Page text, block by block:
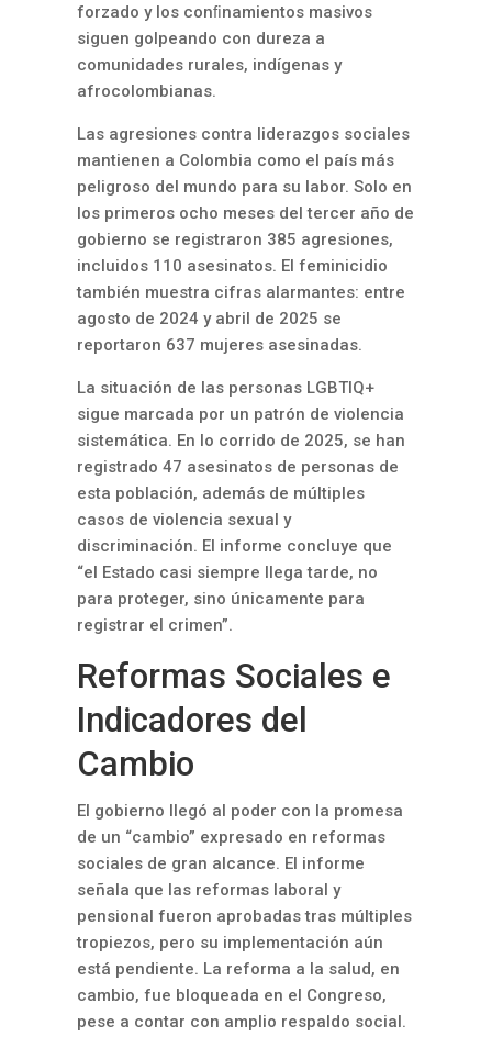
forzado y los conﬁnamientos masivos
siguen golpeando con dureza a
comunidades rurales, indígenas y
afrocolombianas.
Las agresiones contra liderazgos sociales
mantienen a Colombia como el país más
peligroso del mundo para su labor. Solo en
los primeros ocho meses del tercer año de
gobierno se registraron 385 agresiones,
incluidos 110 asesinatos. El feminicidio
también muestra cifras alarmantes: entre
agosto de 2024 y abril de 2025 se
reportaron 637 mujeres asesinadas.
La situación de las personas LGBTIQ+
sigue marcada por un patrón de violencia
sistemática. En lo corrido de 2025, se han
registrado 47 asesinatos de personas de
esta población, además de múltiples
casos de violencia sexual y
discriminación. El informe concluye que
“el Estado casi siempre llega tarde, no
para proteger, sino únicamente para
registrar el crimen”.
Reformas Sociales e
Indicadores del
Cambio
El gobierno llegó al poder con la promesa
de un “cambio” expresado en reformas
sociales de gran alcance. El informe
señala que las reformas laboral y
pensional fueron aprobadas tras múltiples
tropiezos, pero su implementación aún
está pendiente. La reforma a la salud, en
cambio, fue bloqueada en el Congreso,
pese a contar con amplio respaldo social.